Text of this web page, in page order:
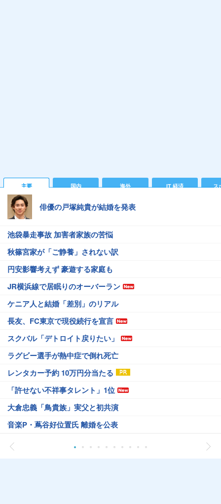
主要 国内 海外 IT 経済 ス
俳優の戸塚純貴が結婚を発表
池袋暴走事故 加害者家族の苦悩
秋篠宮家が「ご静養」されない訳
円安影響考えず 豪遊する家庭も
JR横浜線で居眠りのオーバーラン
ケニア人と結婚「差別」のリアル
長友、FC東京で現役続行を宣言
スクバル「デトロイト戻りたい」
ラグビー選手が熱中症で倒れ死亡
レンタカー予約 10万円分当たる
「許せない不祥事タレント」1位
大倉忠義「鳥貴族」実父と初共演
音楽P・蔦谷好位置氏 離婚を公表